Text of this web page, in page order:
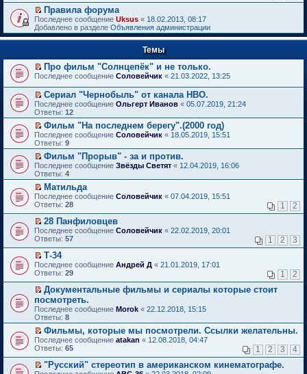
й
т
и
к
п
в
о
м
у
н
е
п
р
о
ч
и
т
а
н
н
о
м
у
с
о
о
б
е
н
и
ю
П
е
р
е
т
и
к
е
р
в
о
м
у
н
е
п
р
о
ч
и
т
а
н
н
о
м
у
с
о
о
щ
е
н
и
ю
Правила форума
Последнее сообщение Uksus « 18.02.2013, 08:17
Добавлено в разделе Объявления администрации
Темы
П
р
е
й
т
и
п
е
р
в
о
м
у
н
е
п
р
о
ч
и
т
а
н
о
м
у
с
о
о
щ
е
н
Про фильм "Солнцепёк" и не только.
Последнее сообщение Соловейчик « 21.03.2022, 13:25
П
е
р
е
й
т
и
к
п
е
р
в
о
м
у
н
е
п
р
ч
и
т
а
н
н
о
м
у
с
о
о
б
щ
Сериал "Чернобыль" от канала HBO.
Последнее сообщение Ольгерт Иванов « 05.07.2019, 21:24
Ответы: 12
П
е
р
е
й
т
и
к
п
е
р
в
о
м
у
н
е
п
р
о
ч
и
т
а
н
н
о
у
Фильм "На последнем берегу".(2000 год)
Последнее сообщение Соловейчик « 18.05.2019, 15:51
Ответы: 9
П
е
р
е
й
т
и
к
п
е
в
о
м
у
н
е
п
р
о
ч
и
т
а
н
Фильм "Прорыв" - за и против.
Последнее сообщение Звёзды Светят « 12.04.2019, 16:06
Ответы: 4
П
е
е
й
т
и
к
е
р
в
о
м
у
н
е
п
р
о
ч
Матильда
Последнее сообщение Соловейчик « 07.04.2019, 15:51
Ответы: 28 1 2
П
е
е
т
и
к
п
е
р
в
о
м
у
н
е
28 Панфиловцев
Последнее сообщение Соловейчик « 22.02.2019, 20:01
Ответы: 57 1 2 3
П
е
е
й
т
и
к
п
р
в
о
Т-34
Последнее сообщение Андрей Д « 21.01.2019, 17:01
Ответы: 29 1 2
П
е
р
е
й
т
и
п
Документальные фильмы и сериалы которые стоит
посмотреть.
Последнее сообщение Morok « 22.12.2018, 15:15
Ответы: 8
П
е
е
Фильмы, которые мы посмотрели. Ссылки желательны.
Последнее сообщение atakan « 12.08.2018, 04:47
Ответы: 65 1 2 3 4
П
"Русский" стереотип в американском кинематографе.